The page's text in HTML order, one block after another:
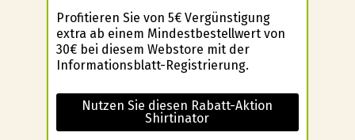
Profitieren Sie von 5€ Vergünstigung
extra ab einem Mindestbestellwert von
30€ bei diesem Webstore mit der
Informationsblatt-Registrierung.
Nutzen Sie diesen Rabatt-Aktion
Shirtinator